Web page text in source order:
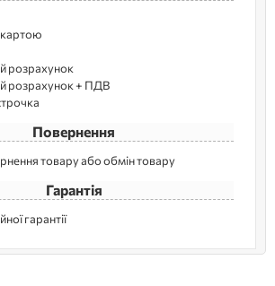
розрахунок
розрахунок + ПДВ
Повернення
товару або обмін товару
Гарантія
гарантії